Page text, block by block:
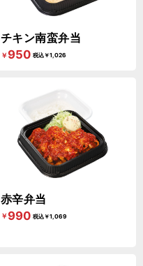
チキン南蛮弁当
￥ 950 税込￥1,026
赤辛弁当
￥ 990 税込￥1,069